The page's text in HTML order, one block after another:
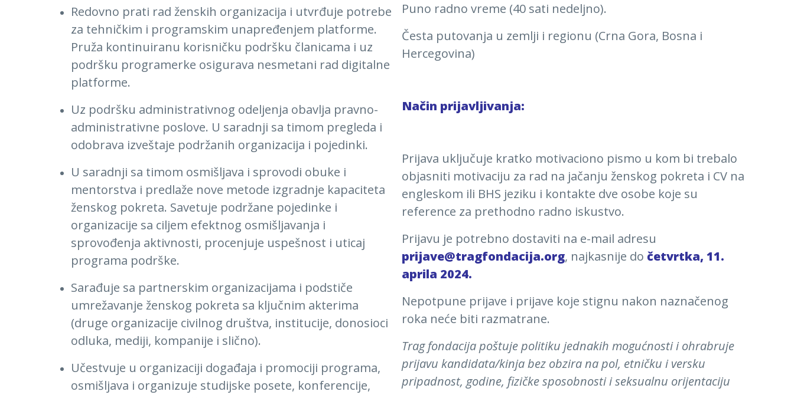
Redovno prati rad ženskih organizacija i utvrđuje potrebe
za tehničkim i programskim unapređenjem platforme.
Pruža kontinuiranu korisničku podršku članicama i uz
podršku programerke osigurava nesmetani rad digitalne
platforme.
Uz podršku administrativnog odeljenja obavlja pravno-
administrativne poslove. U saradnji sa timom pregleda i
odobrava izveštaje podržanih organizacija i pojedinki.
U saradnji sa timom osmišljava i sprovodi obuke i
mentorstva i predlaže nove metode izgradnje kapaciteta
ženskog pokreta. Savetuje podržane pojedinke i
organizacije sa ciljem efektnog osmišljavanja i
sprovođenja aktivnosti, procenjuje uspešnost i uticaj
programa podrške.
Sarađuje sa partnerskim organizacijama i podstiče
umrežavanje ženskog pokreta sa ključnim akterima
(druge organizacije civilnog društva, institucije, donosioci
odluka, mediji, kompanije i slično).
Učestvuje u organizaciji događaja i promociji programa,
osmišljava i organizuje studijske posete, konferencije,
Puno radno vreme (40 sati nedeljno).
Česta putovanja u zemlji i regionu (Crna Gora, Bosna i
Hercegovina)
Način prijavljivanja:
Prijava uključuje kratko motivaciono pismo u kom bi trebalo
objasniti motivaciju za rad na jačanju ženskog pokreta i CV na
engleskom ili BHS jeziku i kontakte dve osobe koje su
reference za prethodno radno iskustvo.
Prijavu je potrebno dostaviti na e-mail adresu
prijave@tragfondacija.org, najkasnije do četvrtka, 11.
aprila 2024.
Nepotpune prijave i prijave koje stignu nakon naznačenog
roka neće biti razmatrane.
Trag fondacija poštuje politiku jednakih mogućnosti i ohrabruje
prijavu kandidata/kinja bez obzira na pol, etničku i versku
pripadnost, godine, fizičke sposobnosti i seksualnu orijentaciju